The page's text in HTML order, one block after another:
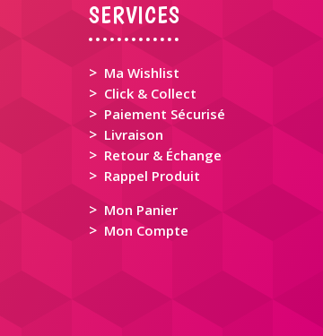
SERVICES
> Ma Wishlist
> Click & Collect
> Paiement Sécurisé
> Livraison
> Retour & Échange
> Rappel Produit
> Mon Panier
> Mon Compte